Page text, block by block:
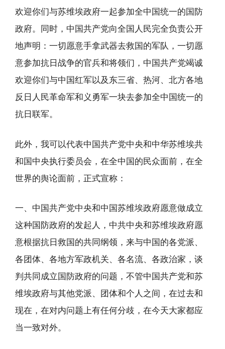
欢迎你们与苏维埃政府一起参加全中国统一的国防
政府。同时，中国共产党向全国人民完全负责公开
地声明：一切愿意手拿武器去救国的军队，一切愿
意参加抗日战争的官兵和将领们，中国共产党竭诚
欢迎你们与中国红军以及东三省、热河、北方各地
反日人民革命军和义勇军一块去参加全中国统一的
抗日联军。
此外，我可以代表中国共产党中央和中华苏维埃共
和国中央执行委员会，在全中国的民众面前，在全
世界的舆论面前，正式宣称：
一、中国共产党中央和中国苏维埃政府愿意做成立
这种国防政府的发起人，中共中央和苏维埃政府愿
意根据抗日救国的共同纲领，来与中国的各党派、
各团体、各地方军政机关、各名流、各政治家，谈
判共同成立国防政府的问题，不管中国共产党和苏
维埃政府与其他党派、团体和个人之间，在过去和
现在，在对内问题上有任何分歧，在今天大家都应
当一致对外。